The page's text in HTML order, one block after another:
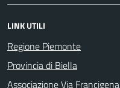
LINK UTILI
Regione Piemonte
Provincia di Biella
Associazione Via Francigena